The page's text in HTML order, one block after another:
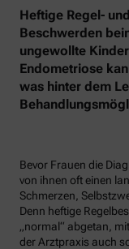
Heftige Regel-
Beschwerden
ungewollte
Endometriose
was hinter dem
Bevor Frauen die
von ihnen oft einen
Schmerzen,
Denn heftige
„normal“ abgetan,
der Arztpraxis auch